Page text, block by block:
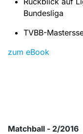
Bundesliga
TVBB-
zum eBook
Matchball - 2/2016